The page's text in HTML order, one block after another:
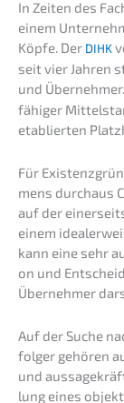
In Zeiten des
einem
Köpfe. Der DIHK
seit vier Jahren
und
fä­hi­ger
etablier­ten
Für
mens durch­aus
auf der
einem
kann eine sehr
on und
Überneh­mer
Auf der Suche
fol­ger gehören
und
lung eines